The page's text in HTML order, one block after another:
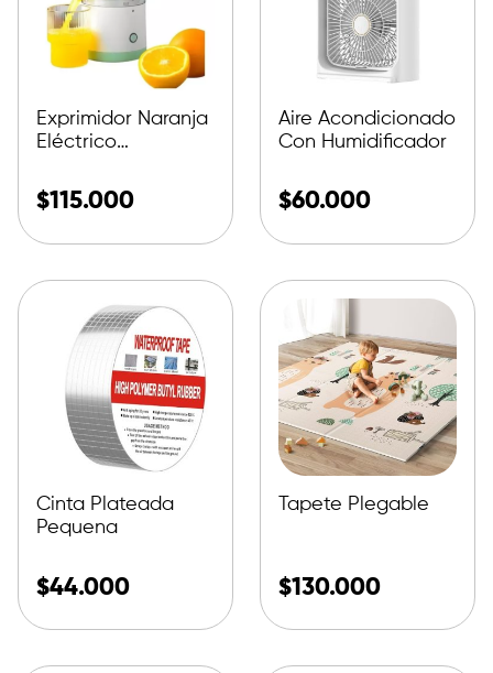
Exprimidor Naranja
Eléctrico
$115.000
Aire Acondicionado
Con Humidificador
$60.000
Cinta Plateada
Pequena
$44.000
Tapete Plegable
$130.000